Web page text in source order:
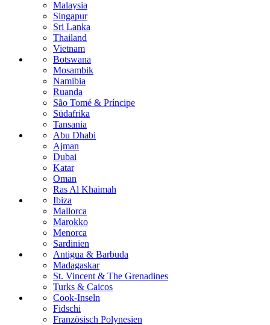
Malaysia
Singapur
Sri Lanka
Thailand
Vietnam
Botswana
Mosambik
Namibia
Ruanda
São Tomé & Príncipe
Südafrika
Tansania
Abu Dhabi
Ajman
Dubai
Katar
Oman
Ras Al Khaimah
Ibiza
Mallorca
Marokko
Menorca
Sardinien
Antigua & Barbuda
Madagaskar
St. Vincent & The Grenadines
Turks & Caicos
Cook-Inseln
Fidschi
Französisch Polynesien